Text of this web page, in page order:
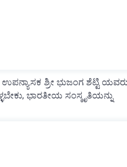
ಶ್ರೀ ಭುಜಂಗ ಶೆಟ್ಟಿ
ಭಾರತೀಯ ಸಂಸ್ಕೃತಿಯನ್ನು